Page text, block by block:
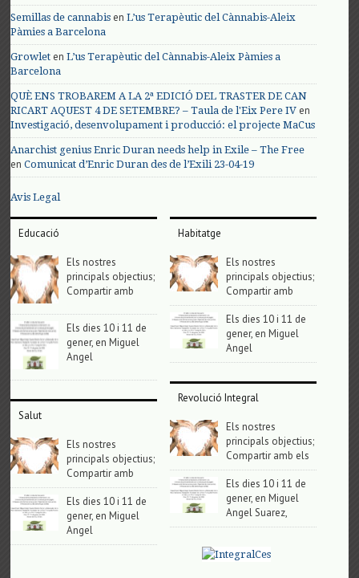
Semillas de cannabis enL’us Terapèutic del Cànnabis-Aleix
Pàmies a Barcelona
Growlet enL’us Terapèutic del Cànnabis-Aleix Pàmies a
Barcelona
QUÈ ENS TROBAREM A LA 2ª EDICIÓ DEL TRASTER DE CAN
RICART AQUEST 4 DE SETEMBRE? – Taula de l'Eix Pere IV en
Investigació, desenvolupament i producció: el projecte MaCus
Anarchist genius Enric Duran needs help in Exile – The Free
enComunicat d’Enric Duran des de l’Exili 23-04-19
Avis Legal
Educació
Els nostres
principals objectius;
Compartir amb
Els dies 10 i 11 de
gener, en Miguel
Angel
Salut
Els nostres
principals objectius;
Compartir amb
Els dies 10 i 11 de
gener, en Miguel
Angel
Habitatge
Els nostres
principals objectius;
Compartir amb
Els dies 10 i 11 de
gener, en Miguel
Angel
Revolució Integral
Els nostres
principals objectius;
Compartir amb els
Els dies 10 i 11 de
gener, en Miguel
Angel Suarez,